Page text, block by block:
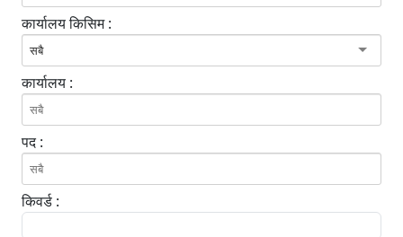
कार्यालय किसिम :
सबै
कार्यालय :
पद :
किवर्ड :